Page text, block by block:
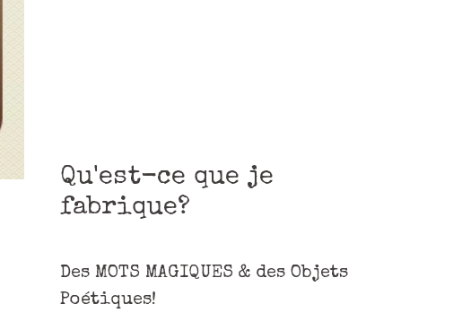
Qu'est-ce que je
fabrique?
Des MOTS MAGIQUES & des Objets
Poétiques!